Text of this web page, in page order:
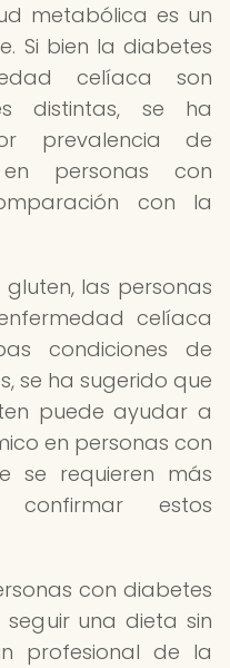
metabólica es un
Si bien la diabetes
celíaca son
distintas, se ha
prevalencia de
personas con
con la
las personas
celíaca
condiciones de
se ha sugerido que
puede ayudar a
en personas con
se requieren más
confirmar estos
con diabetes
una dieta sin
profesional de la